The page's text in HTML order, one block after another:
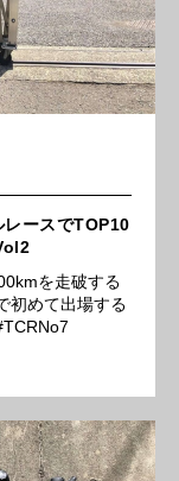
レースでTOP10
を走破する
初めて出場する